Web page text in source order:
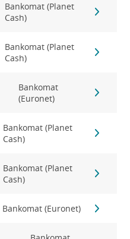
Bankomat (Planet
Cash)
Bankomat (Planet
Cash)
Bankomat
(Euronet)
Bankomat (Planet
Cash)
Bankomat (Planet
Cash)
Bankomat (Euronet)